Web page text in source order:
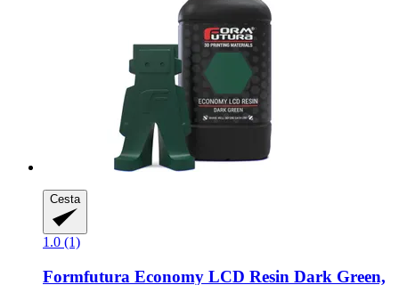
Cesta
1.0 (1)
Formfutura Economy LCD Resin Dark Green,